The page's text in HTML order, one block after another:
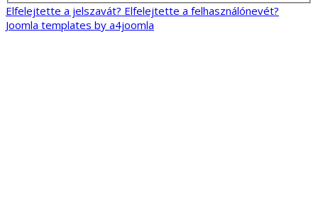
Elfelejtette a jelszavát? Elfelejtette a felhasználónevét?
Joomla templates by a4joomla